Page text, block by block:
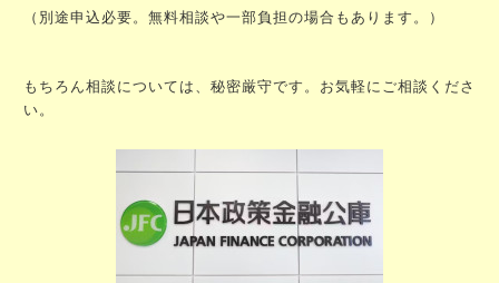
（別途申込必要。無料相談や一部負担の場合もあります。）
もちろん相談については、秘密厳守です。お気軽にご相談くださ
い。